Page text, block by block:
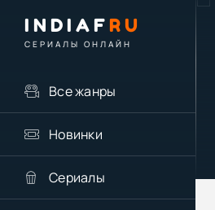
INDIAFRU
СЕРИАЛЫ ОНЛАЙН
Все жанры
Новинки
Сериалы